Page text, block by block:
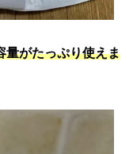
量がたっぷり使えま